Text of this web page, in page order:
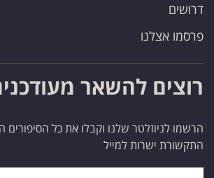
דרושים
פרסמו אצלנו
רוצים להשאר
הרשמו לניוזלטר שלנו וקבלו את כל
התקשורת ישרות למייל